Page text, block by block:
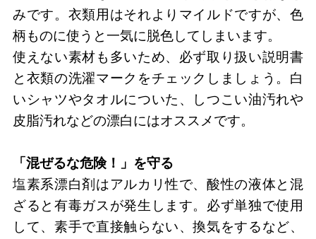
みです。衣類用はそれよりマイルドですが、色
柄ものに使うと一気に脱色してしまいます。
使えない素材も多いため、必ず取り扱い説明書
と衣類の洗濯マークをチェックしましょう。白
いシャツやタオルについた、しつこい油汚れや
皮脂汚れなどの漂白にはオススメです。
「混ぜるな危険！」を守る
塩素系漂白剤はアルカリ性で、酸性の液体と混
ざると有毒ガスが発生します。必ず単独で使用
して、素手で直接触らない、換気をするなど、